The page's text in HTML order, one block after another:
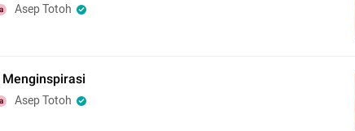
Asep Totoh
Asep Totoh